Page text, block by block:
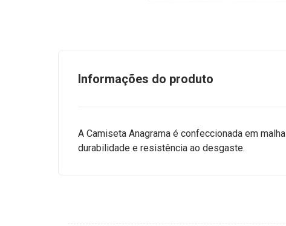
Informações do produto
A Camiseta Anagrama é confeccionada em malha
durabilidade e resistência ao desgaste.